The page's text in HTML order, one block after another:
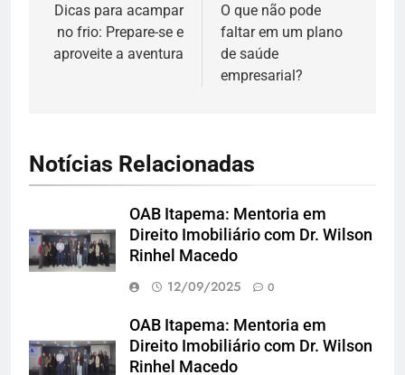
de
Post
Dicas para acampar
no frio: Prepare-se e
aproveite a aventura
O que não pode
faltar em um plano
de saúde
empresarial?
Notícias Relacionadas
OAB Itapema: Mentoria em
Direito Imobiliário com Dr. Wilson
Rinhel Macedo
12/09/2025
0
OAB Itapema: Mentoria em
Direito Imobiliário com Dr. Wilson
Rinhel Macedo